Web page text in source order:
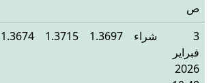
ص
3
فبراير
2026
شراء 1.3697
1.3715
1.3674